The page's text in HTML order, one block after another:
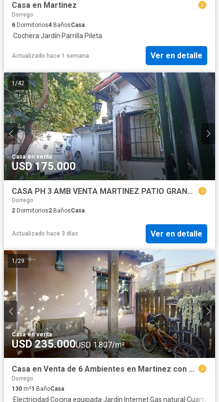
Casa en Martinez
Dorrego
6 Dormitorios4 BañosCasa
·Cochera·Jardín·Parrilla·Pileta
Actualizado hace 1 semana Ver en detalle
1/42
Casa·en venta
USD 175.000
CASA PH 3 AMB VENTA MARTINEZ PATIO GRANDE QUINCHO
Dorrego
2 Dormitorios2 BañosCasa
Actualizado hace 3 días Ver en detalle
1 /29
Casa·en venta
USD 235.000USD 1.807/m²
Casa en Venta de 6 Ambientes en Martinez con Jardín
Dorrego
130 m²1 BañoCasa
·Electricidad·Cocina equipada·Jardín· Internet·Gas natural ·Cuarto de